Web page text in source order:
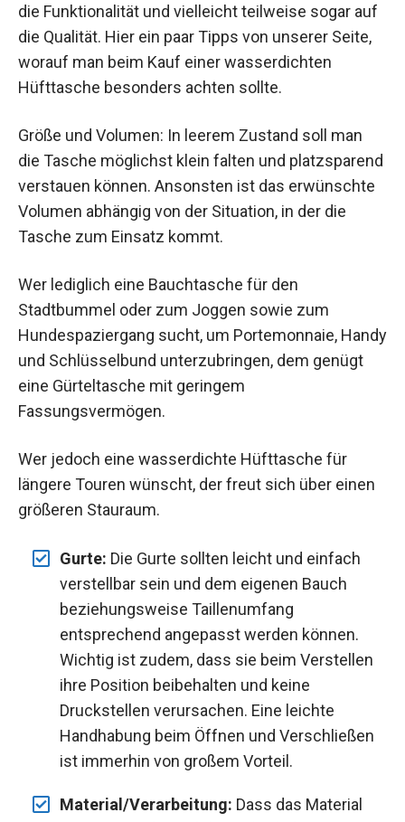
die Funktionalität und vielleicht teilweise sogar auf
die Qualität. Hier ein paar Tipps von unserer Seite,
worauf man beim Kauf einer wasserdichten
Hüfttasche besonders achten sollte.
Größe und Volumen: In leerem Zustand soll man
die Tasche möglichst klein falten und platzsparend
verstauen können. Ansonsten ist das erwünschte
Volumen abhängig von der Situation, in der die
Tasche zum Einsatz kommt.
Wer lediglich eine Bauchtasche für den
Stadtbummel oder zum Joggen sowie zum
Hundespaziergang sucht, um Portemonnaie, Handy
und Schlüsselbund unterzubringen, dem genügt
eine Gürteltasche mit geringem
Fassungsvermögen.
Wer jedoch eine wasserdichte Hüfttasche für
längere Touren wünscht, der freut sich über einen
größeren Stauraum.
Gurte: Die Gurte sollten leicht und einfach
verstellbar sein und dem eigenen Bauch
beziehungsweise Taillenumfang
entsprechend angepasst werden können.
Wichtig ist zudem, dass sie beim Verstellen
ihre Position beibehalten und keine
Druckstellen verursachen. Eine leichte
Handhabung beim Öffnen und Verschließen
ist immerhin von großem Vorteil.
Material/Verarbeitung: Dass das Material